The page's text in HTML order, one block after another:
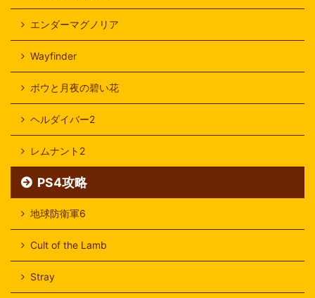
エンダーマグノリア
Wayfinder
ボウと月夜の碧い花
ヘルダイバー2
レムナント2
PS4攻略
地球防衛軍6
Cult of the Lamb
Stray